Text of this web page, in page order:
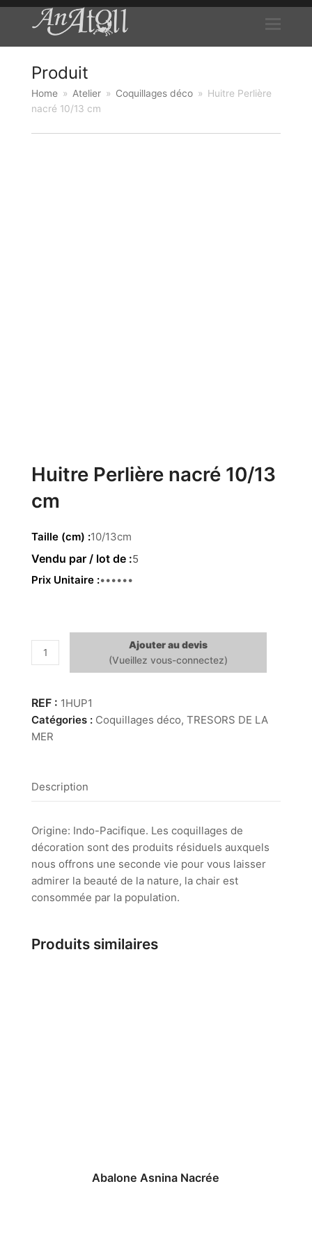
Produit
Home » Atelier » Coquillages déco » Huitre Perlière
nacré 10/13 cm
Huitre Perlière nacré 10/13
cm
Taille (cm) 10/13cm
5
Prix Unitaire 4.80 €
quantité
de
Perlière
nacré
10/13
Ajouter au devis
1HUP1
Catégories : Coquillages déco, TRESORS DE LA
MER
Description
Origine: Indo-Pacifique. Les coquillages de
décoration sont des produits résiduels auxquels
nous offrons une seconde vie pour vous laisser
admirer la beauté de la nature, la chair est
consommée par la population.
Produits similaires
Abalone Asnina Nacrée